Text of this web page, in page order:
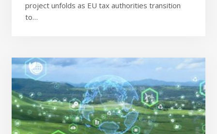
project unfolds as EU tax authorities transition
to…